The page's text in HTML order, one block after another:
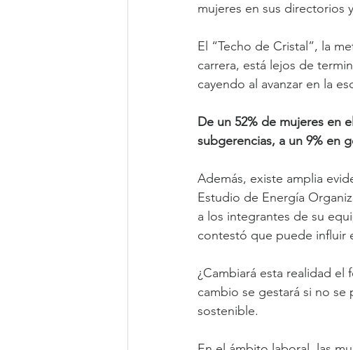
mujeres en sus directorios
El “Techo de Cristal”, la
carrera, está lejos de
cayendo al avanzar en la
De un 52% de mujeres en
subgerencias, a un 9% en
Además, existe amplia
Estudio de Energía
a los integrantes de su
contestó que puede influir
¿Cambiará esta realidad
cambio se gestará si no
sostenible.